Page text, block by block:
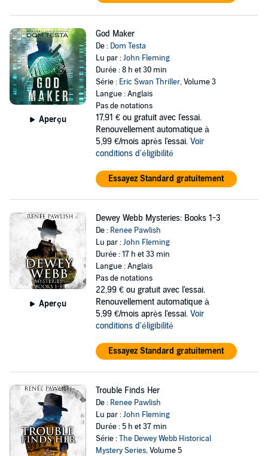
Aperçu
God Maker
De : Dom Testa
Lu par :John Fleming
Durée : 8 h et 30 min
Série : Eric Swan Thriller, Volume 3
Langue : Anglais
Pas de notations
17,91 € ou gratuit avec l'essai.
Renouvellement automatique à
5,99 €/mois après l'essai. Voir
conditions d'éligibilité
Essayez Standard gratuitement
Aperçu
Dewey Webb Mysteries: Books 1-3
De : Renee Pawlish
Lu par :John Fleming
Durée : 17 h et 33 min
Langue : Anglais
Pas de notations
22,99 € ou gratuit avec l'essai.
Renouvellement automatique à
5,99 €/mois après l'essai. Voir
conditions d'éligibilité
Essayez Standard gratuitement
Trouble Finds Her
De : Renee Pawlish
Lu par :John Fleming
Durée : 5 h et 37 min
Série :The Dewey Webb Historical
Mystery Series, Volume 5